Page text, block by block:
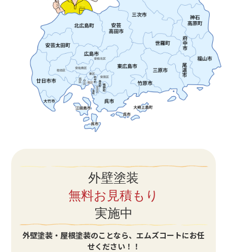
外壁塗装
無料お見積もり
実施中
外壁塗装・屋根塗装のことなら、エムズコートにお任
せください！！